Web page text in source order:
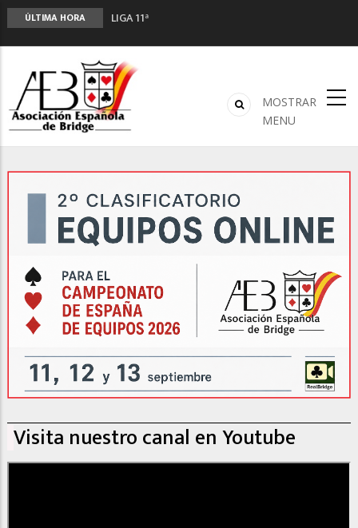
ÚLTIMA HORA
LIGA 11ª
Monitores de Bridge
ANUNCIATE EN NUESTRA REVISTA
NUEVA PROGRAMACIÓN TORNEOS FUNBRIDGE
MOSTRAR
MENU
Visita nuestro canal en Youtube